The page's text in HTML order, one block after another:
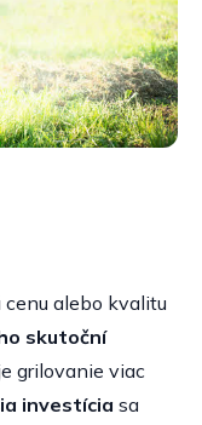
cenu alebo kvalitu
skutoční
grilovanie viac
investícia sa